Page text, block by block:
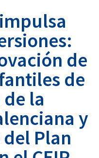
de
de
la
y
Plan